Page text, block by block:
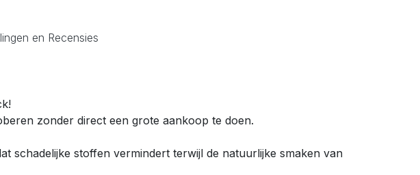
en Recensies
zonder direct een grote aankoop te doen.
schadelijke stoffen vermindert terwijl de natuurlijke smaken van